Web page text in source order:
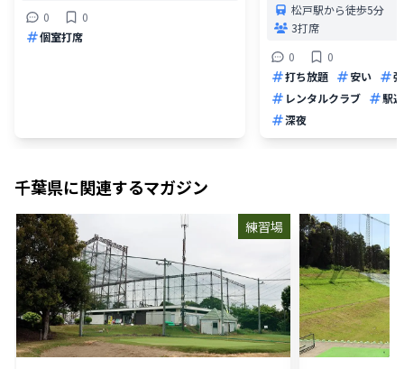
0
0
個室打席
松戸駅から徒歩5分
3打席
0
0
打ち放題
安い
レンタルクラブ
駅近
深夜
千葉県に関連するマガジン
練習場